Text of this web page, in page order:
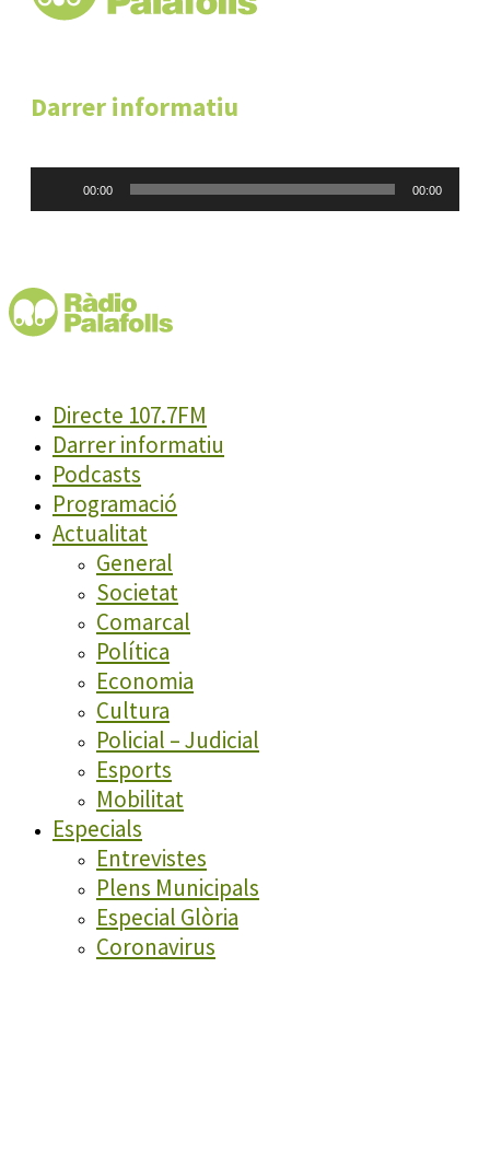
Darrer informatiu
00:00 00:00
Directe 107.7FM
Darrer informatiu
Podcasts
Programació
Actualitat
General
Societat
Comarcal
Política
Economia
Cultura
Policial – Judicial
Esports
Mobilitat
Especials
Entrevistes
Plens Municipals
Especial Glòria
Coronavirus